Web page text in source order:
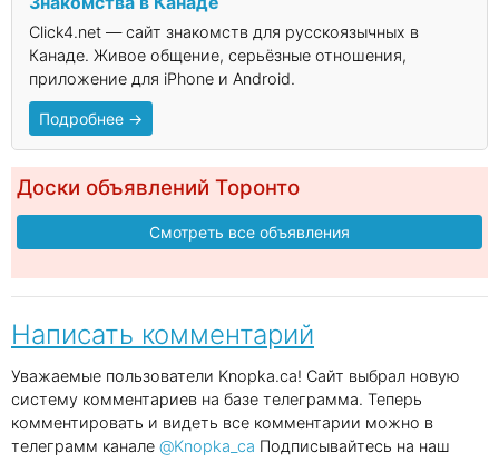
Click4.net — сайт знакомств для русскоязычных в
Канаде. Живое общение, серьёзные отношения,
приложение для iPhone и Android.
Подробнее →
Доски объявлений Торонто
Смотреть все объявления
Написать комментарий
Уважаемые пользователи Knopka.ca! Сайт выбрал новую
систему комментариев на базе телеграмма. Теперь
комментировать и видеть все комментарии можно в
телеграмм канале @Knopka_ca Подписывайтесь на наш